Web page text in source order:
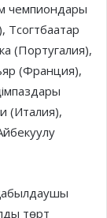
чемпиондары
Тсогтбаатар
(Португалия),
(Франция),
(Италия),
төрт